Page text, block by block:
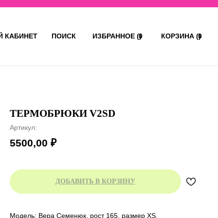
0
КОРЗИНА (ㅤ)
0
ИЗБРАННОЕ (ㅤ)
ПОИСК
КАБИНЕТ
ТЕРМОБРЮКИ V2SD
Артикул:
5500,00 ₽
ДОБАВИТЬ В КОРЗИНУ
Модель: Вера Семенюк, рост 165, размер XS.